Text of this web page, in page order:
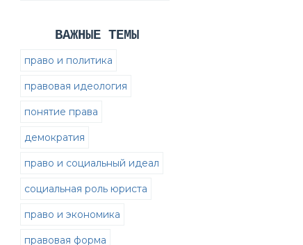
ВАЖНЫЕ ТЕМЫ
право и политика
правовая идеология
понятие права
демократия
право и социальный идеал
социальная роль юриста
право и экономика
правовая форма